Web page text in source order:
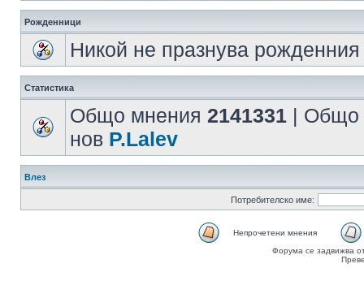
Рожденници
Никой не празнува
Статистика
Общо мнения 2141331 | Общо
нов P.Lalev
Влез
Потребителско име:
Непрочетени мнения
Форума се задвижва